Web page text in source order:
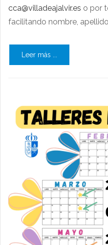
cca@villadeajalvir.es o por
facilitando nombre,
Leer más ...